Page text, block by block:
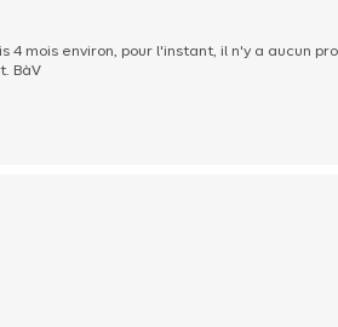
4 mois environ, pour l'instant, il n'y a aucun
BàV